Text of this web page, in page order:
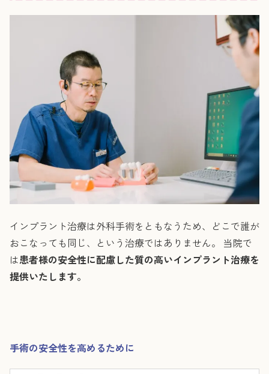
インプラント治療は外科手術をともなうため、どこで誰が
おこなっても同じ、という治療ではありません。 当院で
は患者様の安全性に配慮した質の高いインプラント治療を
提供いたします。
手術の安全性を高めるために